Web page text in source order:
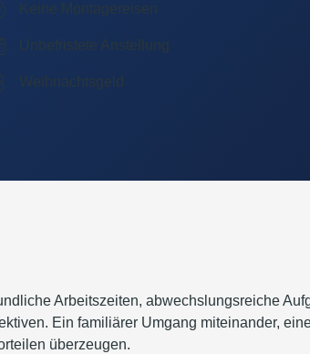
Keine Montagereisen
Unbefristete Anstellung
Weihnachtsgeld
Arbeitszeiten, abwechslungsreiche
Ein familiärer Umgang miteinander,
überzeugen.